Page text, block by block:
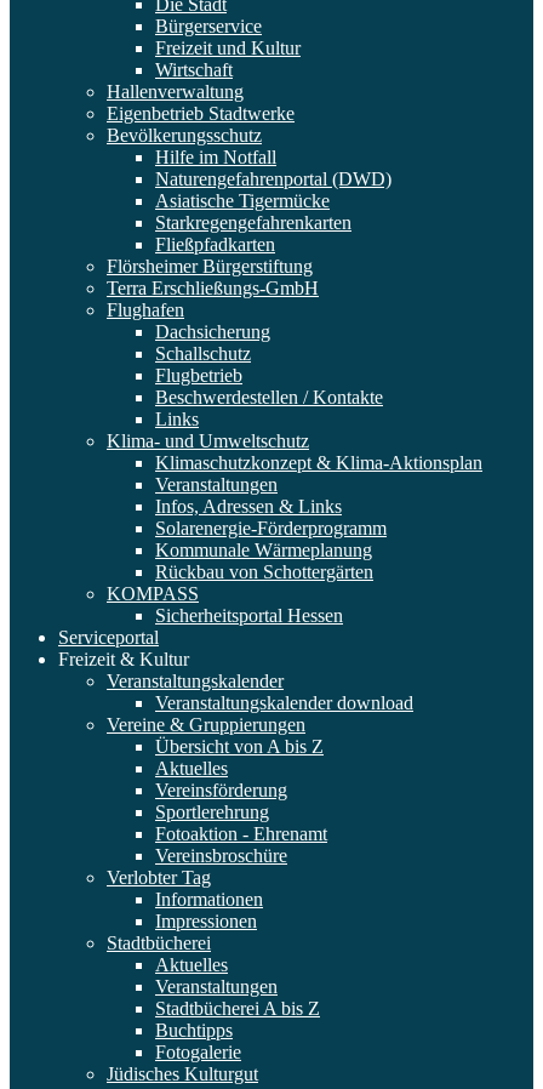
Die Stadt
Bürgerservice
Freizeit und Kultur
Wirtschaft
Hallenverwaltung
Eigenbetrieb Stadtwerke
Bevölkerungsschutz
Hilfe im Notfall
Naturengefahrenportal (DWD)
Asiatische Tigermücke
Starkregengefahrenkarten
Fließpfadkarten
Flörsheimer Bürgerstiftung
Terra Erschließungs-GmbH
Flughafen
Dachsicherung
Schallschutz
Flugbetrieb
Beschwerdestellen / Kontakte
Links
Klima- und Umweltschutz
Klimaschutzkonzept & Klima-Aktionsplan
Veranstaltungen
Infos, Adressen & Links
Solarenergie-Förderprogramm
Kommunale Wärmeplanung
Rückbau von Schottergärten
KOMPASS
Sicherheitsportal Hessen
Serviceportal
Freizeit & Kultur
Veranstaltungskalender
Veranstaltungskalender download
Vereine & Gruppierungen
Übersicht von A bis Z
Aktuelles
Vereinsförderung
Sportlerehrung
Fotoaktion - Ehrenamt
Vereinsbroschüre
Verlobter Tag
Informationen
Impressionen
Stadtbücherei
Aktuelles
Veranstaltungen
Stadtbücherei A bis Z
Buchtipps
Fotogalerie
Jüdisches Kulturgut